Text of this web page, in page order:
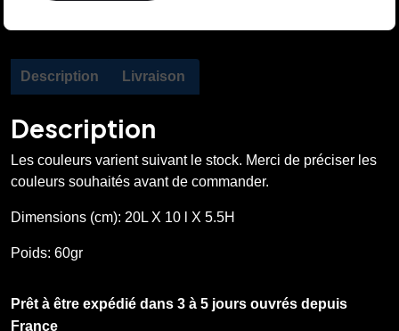
Description Livraison
Description
Les couleurs varient suivant le stock. Merci de préciser les
couleurs souhaités avant de commander.
Dimensions (cm): 20L X 10 l X 5.5H
Poids: 60gr
Prêt à être expédié dans 3 à 5 jours ouvrés depuis
France